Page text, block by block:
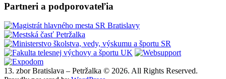
Partneri a podporovateľia
13. zbor Bratislava – Petržalka © 2026. All Rights Reserved.